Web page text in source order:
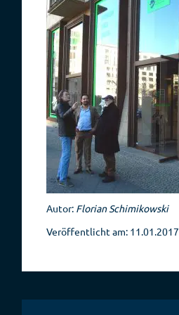
Autor: Florian Schimikowski
Veröffentlicht am: 11.01.2017